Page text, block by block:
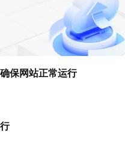
保网站正常运行